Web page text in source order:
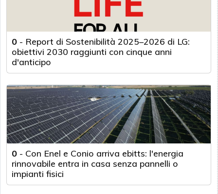
0 - Report di Sostenibilità 2025–2026 di LG:
obiettivi 2030 raggiunti con cinque anni
d'anticipo
0 - Con Enel e Conio arriva ebitts: l'energia
rinnovabile entra in casa senza pannelli o
impianti fisici